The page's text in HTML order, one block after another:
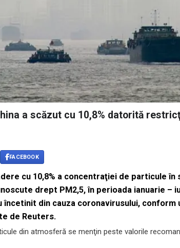
a scăzut cu 10,8% datorită
FACEBOOK
cu 10,8% a concentraţiei de particule
drept PM2,5, în perioada ianuarie –
din cauza coronavirusului, conform
de Reuters.
din atmosferă se menţin peste valorile